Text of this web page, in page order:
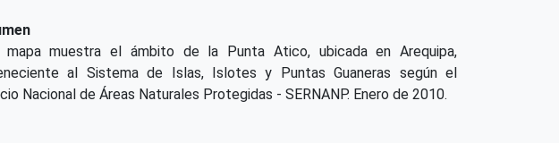
mapa muestra el ámbito de la Punta Atico, ubicada en Arequipa,
al Sistema de Islas, Islotes y Puntas Guaneras según el
Nacional de Áreas Naturales Protegidas - SERNANP. Enero de 2010.